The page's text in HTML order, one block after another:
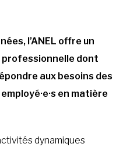
NOUS JOINDRE
l’ANEL offre un
dont
aux besoins des
en matière
dynamiques